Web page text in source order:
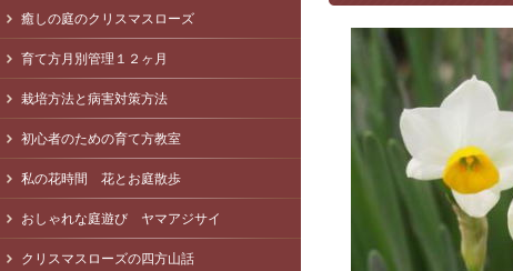
癒しの庭のクリスマスローズ
育て方月別管理１２ヶ月
栽培方法と病害対策方法
初心者のための育て方教室
私の花時間 花とお庭散歩
おしゃれな庭遊び ヤマアジサイ
クリスマスローズの四方山話